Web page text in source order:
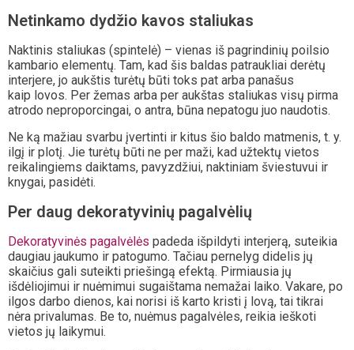
Netinkamo dydžio kavos staliukas
Naktinis staliukas (spintelė) – vienas iš pagrindinių poilsio
kambario elementų. Tam, kad šis baldas patraukliai derėtų
interjere, jo aukštis turėtų būti toks pat arba panašus
kaip lovos. Per žemas arba per aukštas staliukas visų pirma
atrodo neproporcingai, o antra, būna nepatogu juo naudotis.
Ne ką mažiau svarbu įvertinti ir kitus šio baldo matmenis, t. y.
ilgį ir plotį. Jie turėtų būti ne per maži, kad užtektų vietos
reikalingiems daiktams, pavyzdžiui, naktiniam šviestuvui ir
knygai, pasidėti.
Per daug dekoratyvinių pagalvėlių
Dekoratyvinės pagalvėlės padeda išpildyti interjerą, suteikia
daugiau jaukumo ir patogumo. Tačiau pernelyg didelis jų
skaičius gali suteikti priešingą efektą. Pirmiausia jų
išdėliojimui ir nuėmimui sugaištama nemažai laiko. Vakare, po
ilgos darbo dienos, kai norisi iš karto kristi į lovą, tai tikrai
nėra privalumas. Be to, nuėmus pagalvėles, reikia ieškoti
vietos jų laikymui.